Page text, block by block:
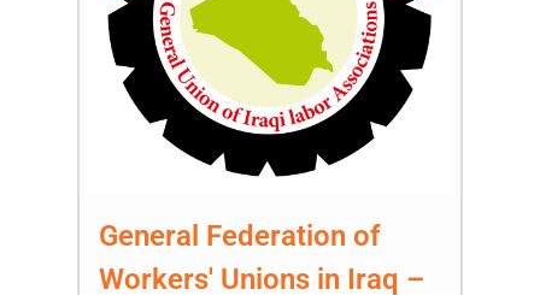
General Federation of
Workers' Unions in Iraq –